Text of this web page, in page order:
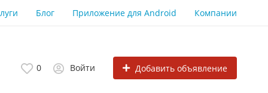
Блог Приложение для Android Компании
0 Войти Добавить объявление